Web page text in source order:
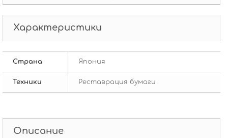
Характеристики
Страна Япония
Техники Реставрация бумаги
Описание